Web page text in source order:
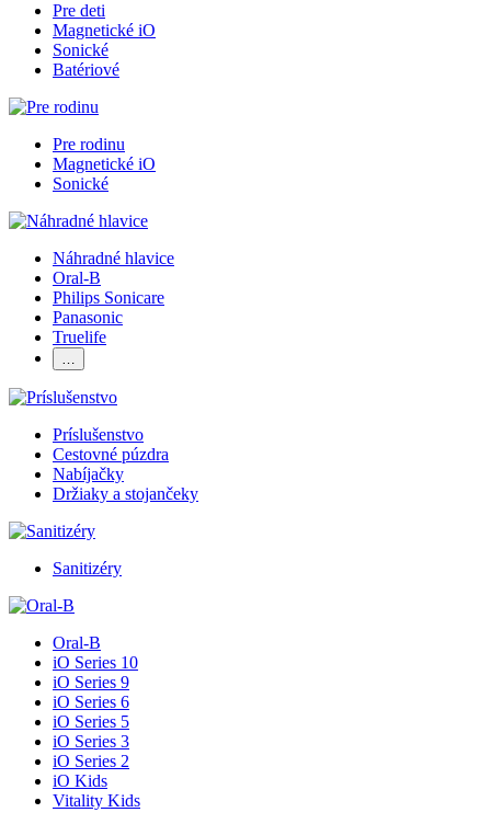
Pre deti
Magnetické iO
Sonické
Batériové
Pre rodinu
Magnetické iO
Sonické
Náhradné hlavice
Oral-B
Philips Sonicare
Panasonic
Truelife
…
Príslušenstvo
Cestovné púzdra
Nabíjačky
Držiaky a stojančeky
Sanitizéry
Oral-B
iO Series 10
iO Series 9
iO Series 6
iO Series 5
iO Series 3
iO Series 2
iO Kids
Vitality Kids